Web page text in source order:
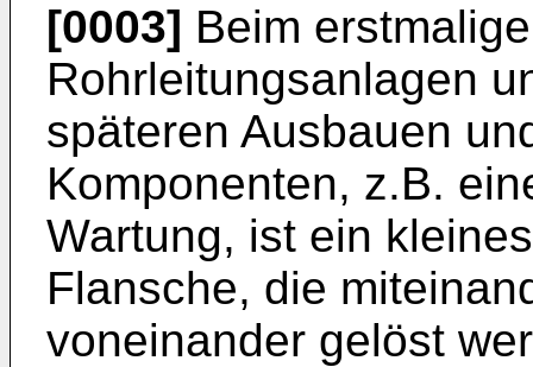
[0003] Beim
Rohrleitungsanlagen
späteren Ausbauen
Komponenten, z.B.
Wartung, ist ein
Flansche, die
voneinander gelöst